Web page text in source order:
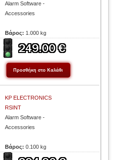
Alarm Software -
Accessories
Βάρος: 1.000 kg
KP ELECTRONICS
RSINT
Alarm Software -
Accessories
Βάρος:0.100 kg